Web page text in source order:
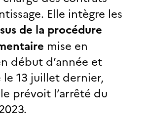
Elle intègre les
de la procédure
mise en
début d’année et
13 juillet dernier,
prévoit l’arrêté du